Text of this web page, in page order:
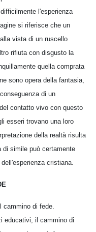
l'esperienza
si riferisce che un
vista di un ruscello
rifiuta con disgusto la
quella comprata
sono opera della fantasia,
di un
contatto vivo con questo
esseri trovano una loro
della realtà risulta
simile può certamente
cristiana.
di fede.
educativi, il cammino di